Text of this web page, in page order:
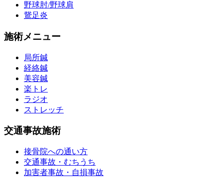
野球肘/野球肩
鵞足炎
施術メニュー
局所鍼
経絡鍼
美容鍼
楽トレ
ラジオ
ストレッチ
交通事故施術
接骨院への通い方
交通事故・むちうち
加害者事故・自損事故